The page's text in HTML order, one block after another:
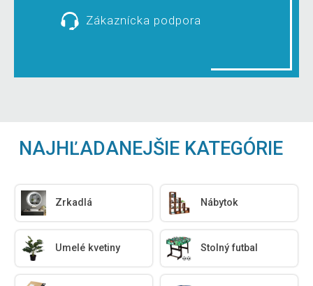
Zákaznícka podpora
NAJHĽADANEJŠIE KATEGÓRIE
Zrkadlá Nábytok
Umelé kvetiny Stolný futbal